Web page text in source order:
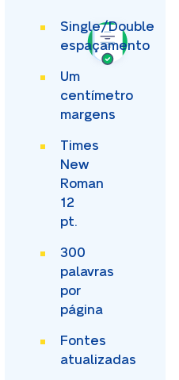
Single/Double
espaçamento
Um
centímetro
margens
Times
New
Roman
12
pt.
300
palavras
por
página
Fontes
atualizadas